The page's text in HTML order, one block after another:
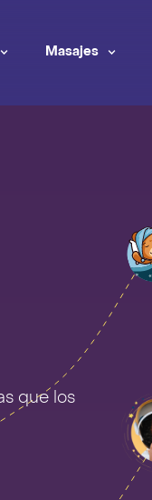
Masajes
que los